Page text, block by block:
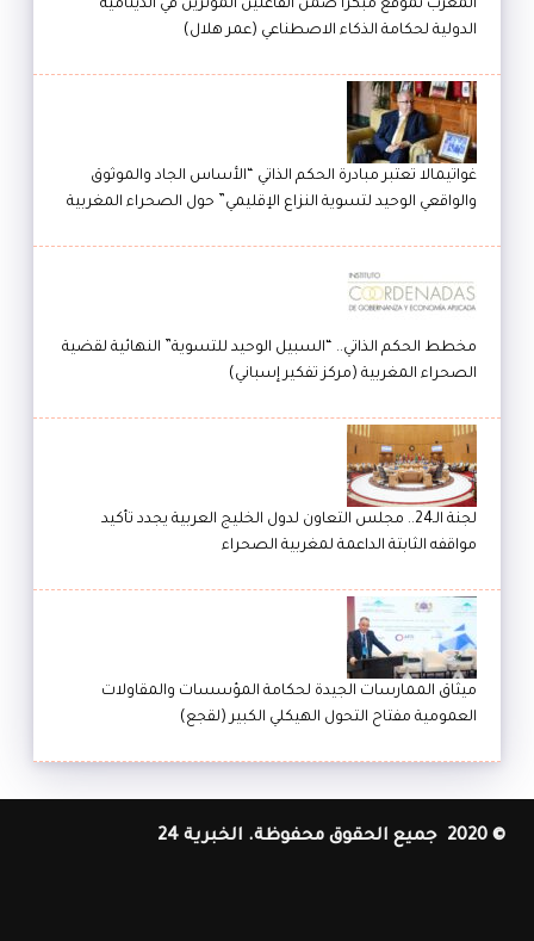
المغرب تموقع مبكرا ضمن الفاعلين المؤثرين في الدينامية
الدولية لحكامة الذكاء الاصطناعي (عمر هلال)
غواتيمالا تعتبر مبادرة الحكم الذاتي “الأساس الجاد والموثوق
والواقعي الوحيد لتسوية النزاع الإقليمي” حول الصحراء المغربية
مخطط الحكم الذاتي.. “السبيل الوحيد للتسوية” النهائية لقضية
الصحراء المغربية (مركز تفكير إسباني)
لجنة الـ24.. مجلس التعاون لدول الخليج العربية يجدد تأكيد
مواقفه الثابتة الداعمة لمغربية الصحراء
ميثاق الممارسات الجيدة لحكامة المؤسسات والمقاولات
العمومية مفتاح التحول الهيكلي الكبير (لقجع)
© 2020 جميع الحقوق محفوظة. الخبرية 24